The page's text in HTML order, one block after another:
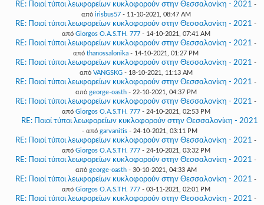
RE: Ποιοί τύποι λεωφορείων κυκλοφορούν στην Θεσσαλονίκη - 2021 -
από irisbus57- 11-10-2021, 08:47 AM
RE: Ποιοί τύποι λεωφορείων κυκλοφορούν στην Θεσσαλονίκη - 2021 -
από Giorgos O.A.S.TH. 777- 14-10-2021, 07:41 AM
RE: Ποιοί τύποι λεωφορείων κυκλοφορούν στην Θεσσαλονίκη - 2021 -
από thanossalonika - 14-10-2021, 01:27 PM
RE: Ποιοί τύποι λεωφορείων κυκλοφορούν στην Θεσσαλονίκη - 2021 -
από VANGSKG- 18-10-2021, 11:13 AM
RE: Ποιοί τύποι λεωφορείων κυκλοφορούν στην Θεσσαλονίκη - 2021 -
από george-oasth- 22-10-2021, 04:37 PM
RE: Ποιοί τύποι λεωφορείων κυκλοφορούν στην Θεσσαλονίκη - 2021 -
από Giorgos O.A.S.TH. 777- 24-10-2021, 02:53 PM
RE: Ποιοί τύποι λεωφορείων κυκλοφορούν στην Θεσσαλονίκη - 2021
- από garvanitis - 24-10-2021, 03:11 PM
RE: Ποιοί τύποι λεωφορείων κυκλοφορούν στην Θεσσαλονίκη - 2021 -
από Giorgos O.A.S.TH. 777- 24-10-2021, 03:32 PM
RE: Ποιοί τύποι λεωφορείων κυκλοφορούν στην Θεσσαλονίκη - 2021 -
από george-oasth- 30-10-2021, 04:33 AM
RE: Ποιοί τύποι λεωφορείων κυκλοφορούν στην Θεσσαλονίκη - 2021 -
από Giorgos O.A.S.TH. 777- 03-11-2021, 02:01 PM
RE: Ποιοί τύποι λεωφορείων κυκλοφορούν στην Θεσσαλονίκη - 2021 -